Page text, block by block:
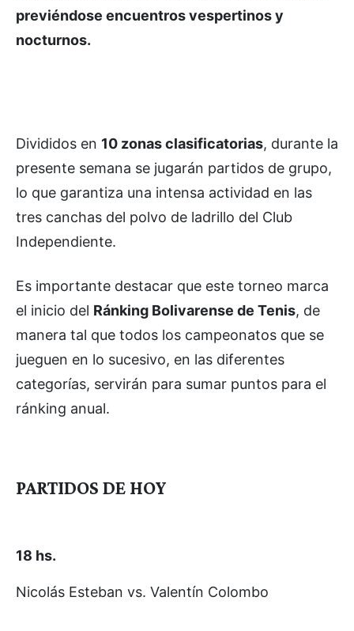
previéndose encuentros vespertinos y
nocturnos.
Divididos en 10 zonas clasificatorias, durante la
presente semana se jugarán partidos de grupo,
lo que garantiza una intensa actividad en las
tres canchas del polvo de ladrillo del Club
Independiente.
Es importante destacar que este torneo marca
el inicio del Ránking Bolivarense de Tenis, de
manera tal que todos los campeonatos que se
jueguen en lo sucesivo, en las diferentes
categorías, servirán para sumar puntos para el
ránking anual.
PARTIDOS DE HOY
18 hs.
Nicolás Esteban vs. Valentín Colombo